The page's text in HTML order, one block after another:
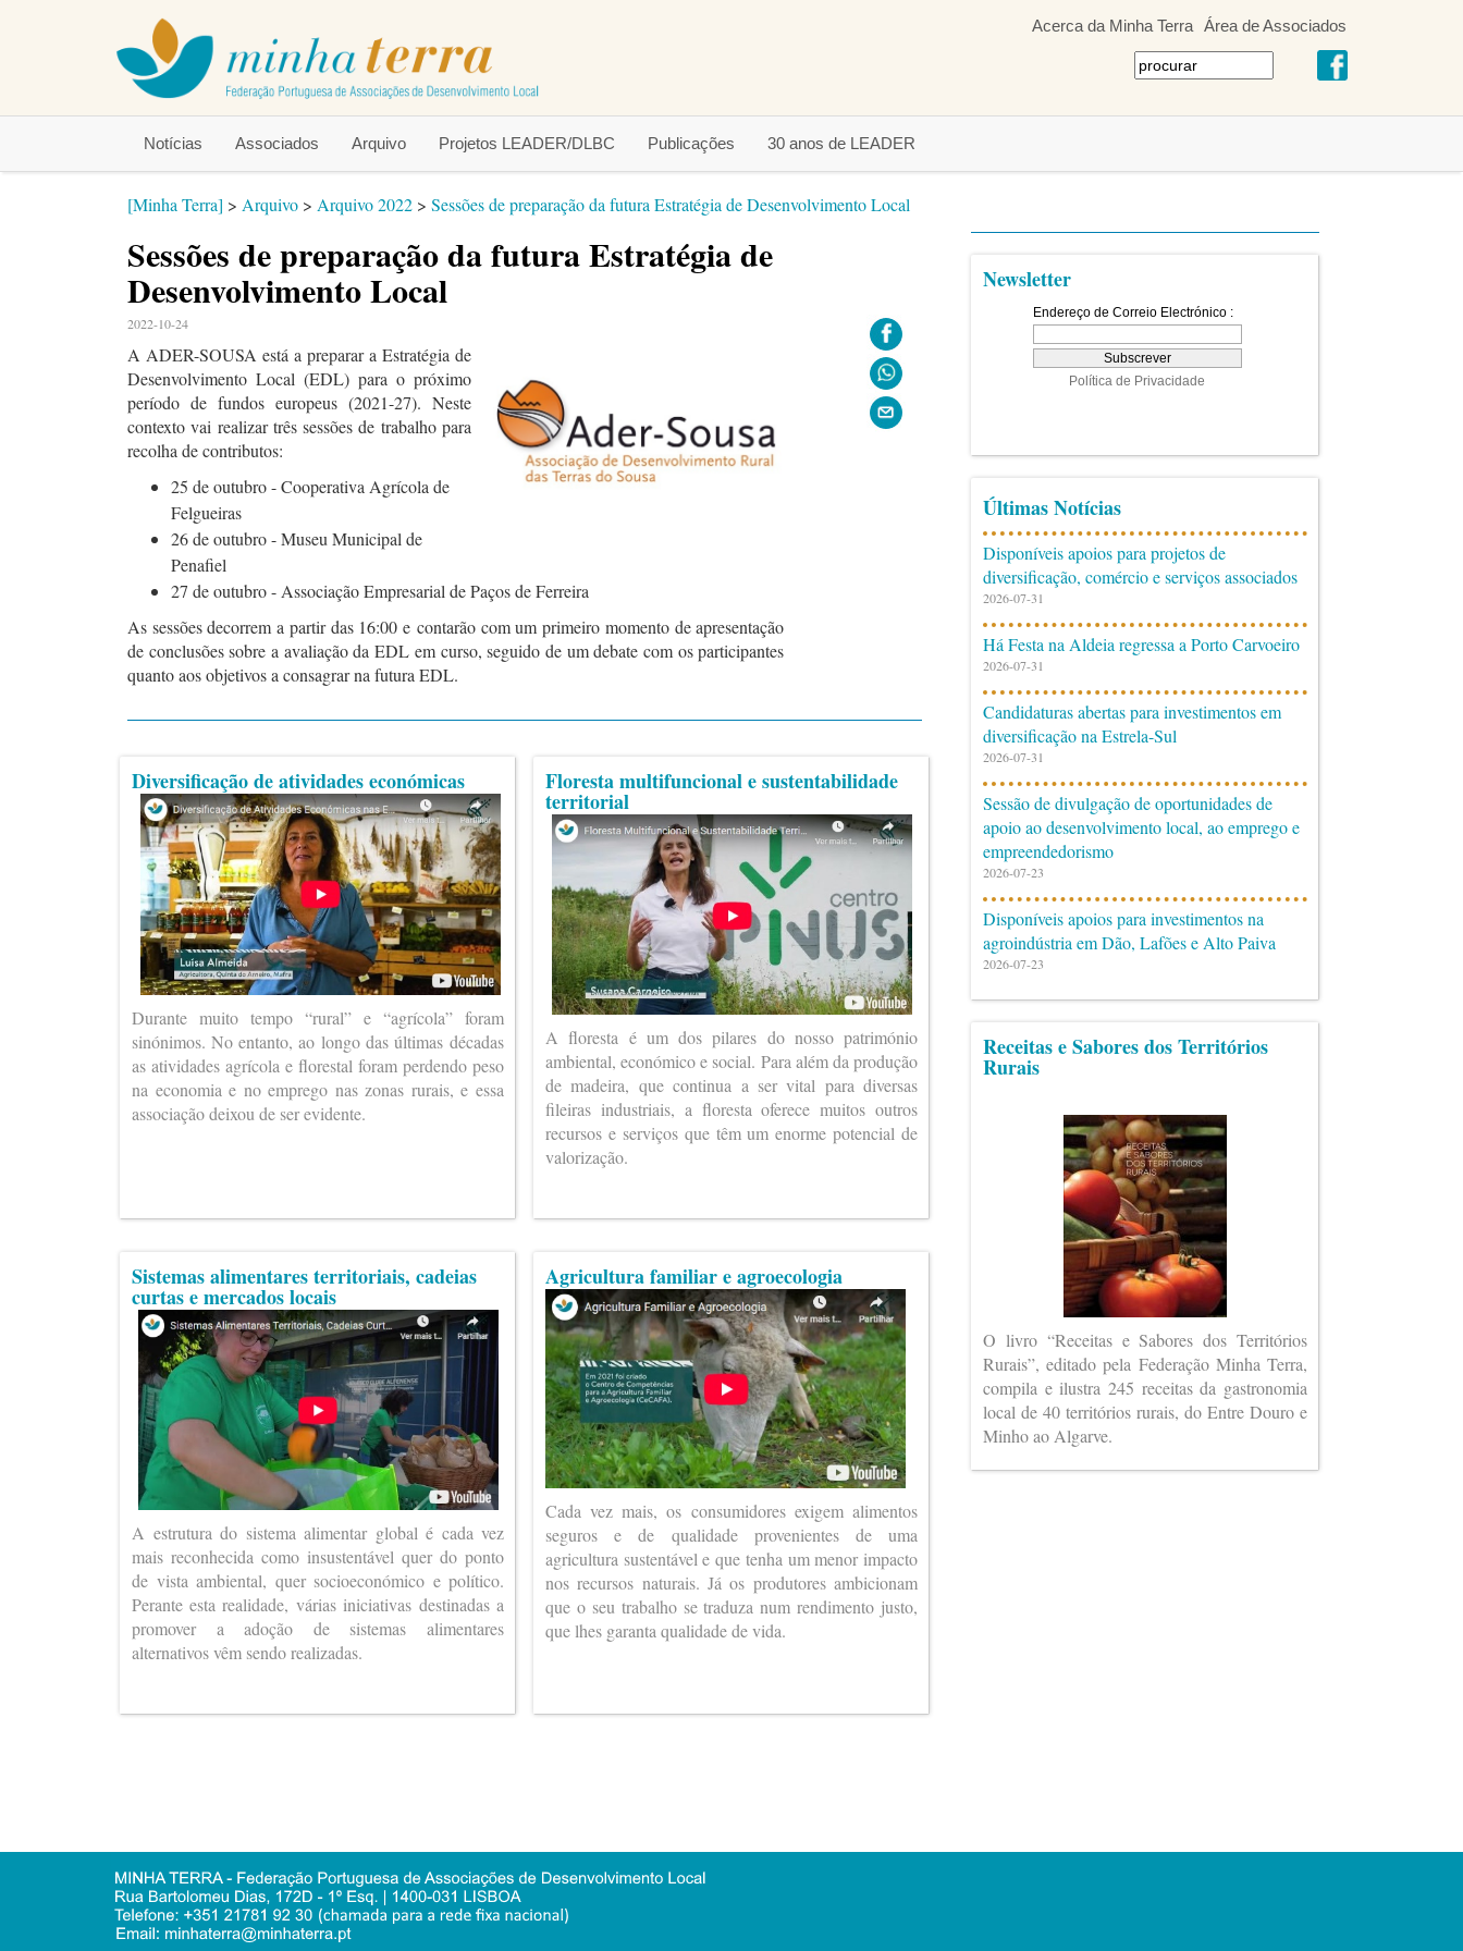
Acerca da Minha Terra Área de Associados
Notícias Associados Arquivo Projetos LEADER/DLBC Publicações 30 anos de LEADER
[Minha Terra] > Arquivo > Arquivo 2022 > Sessões de preparação da futura Estratégia de Desenvolvimento Local
Sessões de preparação da futura Estratégia de
Desenvolvimento Local
2022-10-24
A ADER-SOUSA está a preparar a Estratégia de
Desenvolvimento Local (EDL) para o próximo
período de fundos europeus (2021-27). Neste
contexto vai realizar três sessões de trabalho para
recolha de contributos:
25 de outubro - Cooperativa Agrícola de
Felgueiras
26 de outubro - Museu Municipal de
Penafiel
27 de outubro - Associação Empresarial de Paços de Ferreira
As sessões decorrem a partir das 16:00 e contarão com um primeiro momento de apresentação
de conclusões sobre a avaliação da EDL em curso, seguido de um debate com os participantes
quanto aos objetivos a consagrar na futura EDL.
Diversificação de atividades económicas
Durante muito tempo “rural” e “agrícola” foram
sinónimos. No entanto, ao longo das últimas décadas
as atividades agrícola e florestal foram perdendo peso
na economia e no emprego nas zonas rurais, e essa
associação deixou de ser evidente.
Sistemas alimentares territoriais, cadeias
curtas e mercados locais
A estrutura do sistema alimentar global é cada vez
mais reconhecida como insustentável quer do ponto
de vista ambiental, quer socioeconómico e político.
Perante esta realidade, várias iniciativas destinadas a
promover a adoção de sistemas alimentares
alternativos vêm sendo realizadas.
Floresta multifuncional e sustentabilidade
territorial
A floresta é um dos pilares do nosso património
ambiental, económico e social. Para além da produção
de madeira, que continua a ser vital para diversas
fileiras industriais, a floresta oferece muitos outros
recursos e serviços que têm um enorme potencial de
valorização.
Agricultura familiar e agroecologia
Cada vez mais, os consumidores exigem alimentos
seguros e de qualidade provenientes de uma
agricultura sustentável e que tenha um menor impacto
nos recursos naturais. Já os produtores ambicionam
que o seu trabalho se traduza num rendimento justo,
que lhes garanta qualidade de vida.
Newsletter
Últimas Notícias
Disponíveis apoios para projetos de
diversificação, comércio e serviços associados
2026-07-31
Há Festa na Aldeia regressa a Porto Carvoeiro
2026-07-31
Candidaturas abertas para investimentos em
diversificação na Estrela-Sul
2026-07-31
Sessão de divulgação de oportunidades de
apoio ao desenvolvimento local, ao emprego e
empreendedorismo
2026-07-23
Disponíveis apoios para investimentos na
agroindústria em Dão, Lafões e Alto Paiva
2026-07-23
Receitas e Sabores dos Territórios
Rurais
O livro “Receitas e Sabores dos Territórios
Rurais”, editado pela Federação Minha Terra,
compila e ilustra 245 receitas da gastronomia
local de 40 territórios rurais, do Entre Douro e
Minho ao Algarve.